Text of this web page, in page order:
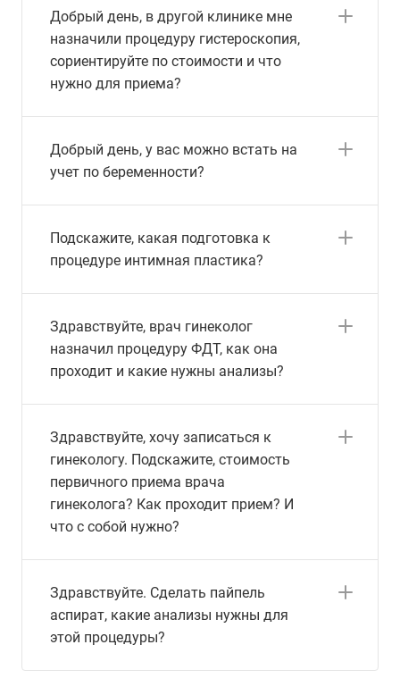
Добрый день, в другой клинике мне
назначили процедуру гистероскопия,
сориентируйте по стоимости и что
нужно для приема?
Добрый день, у вас можно встать на
учет по беременности?
Подскажите, какая подготовка к
процедуре интимная пластика?
Здравствуйте, врач гинеколог
назначил процедуру ФДТ, как она
проходит и какие нужны анализы?
Здравствуйте, хочу записаться к
гинекологу. Подскажите, стоимость
первичного приема врача
гинеколога? Как проходит прием? И
что с собой нужно?
Здравствуйте. Сделать пайпель
аспират, какие анализы нужны для
этой процедуры?